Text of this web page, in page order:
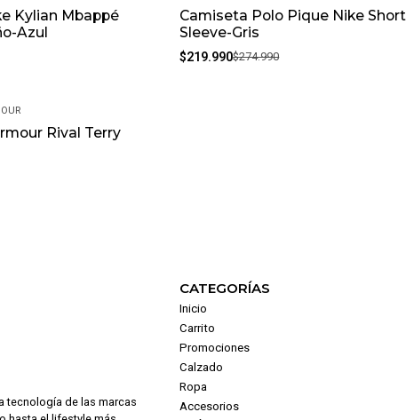
Kylian Mbappé
Azul
-20%
Camiseta Polo Pique Nike Short
Sleeve-Gris
$219.990$274.990
Rival Terry
tecnología de las marcas
CATEGORÍAS
Inicio
Carrito
Promociones
Calzado
Ropa
Accesorios